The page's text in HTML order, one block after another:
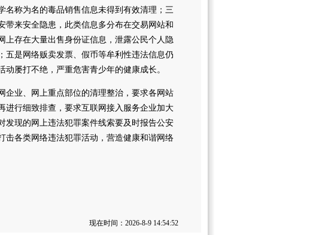
名称为名的毒品销售信息未得到有效清理；三
来安全隐患，此类信息多分布在交易网站和
上存在大量出售身份证信息，泄露公民个人隐
五是网络贩卖发票、假币等牟利性违法信息仍
屡打不绝，严重危害青少年的健康成长。
企业、网上重点部位的清理整治，要求各网站
进行细致排查，要求互联网接入服务企业加大
发现的网上违法犯罪案件线索要及时报告公安
击各类网络违法犯罪活动，营造健康和谐网络
现在时间：2026-8-9 14:54:52